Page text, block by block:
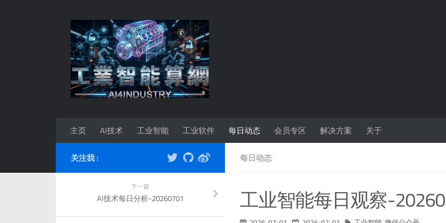
主页 AI技术 工业智能 工业软件 每日动态 会员专区 解决方案 关于
每日动态
工业智能每日观察-
关注我 :
下一篇
AI技术每日分析-20260701